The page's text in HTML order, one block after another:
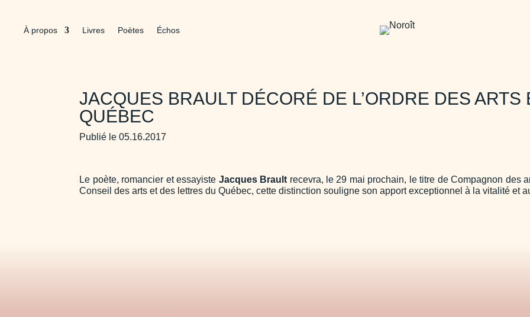
À propos Livres Poètes Échos
JACQUES BRAULT DÉCORÉ DE L’ORDRE DES
QUÉBEC
Publié le 05.16.2017
Le poète, romancier et essayiste Jacques Brault recevra, le 29 mai prochain, le titre de Compagnon des
Conseil des arts et des lettres du Québec, cette distinction souligne son apport exceptionnel à la vitalité et